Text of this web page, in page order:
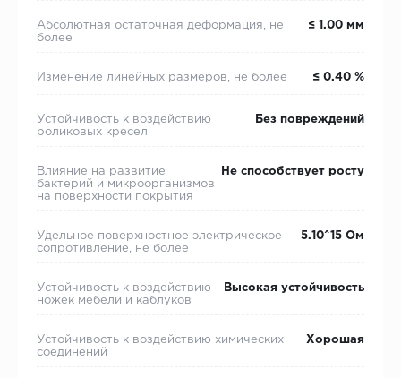
Абсолютная остаточная деформация, не
более
≤ 1.00 мм
Изменение линейных размеров, не более ≤ 0.40 %
Устойчивость к воздействию
роликовых кресел
Без повреждений
Влияние на развитие
бактерий и микроорганизмов
на поверхности покрытия
Не способствует росту
Удельное поверхностное электрическое
cопротивление, не более
5.10^15 Ом
Устойчивость к воздействию
ножек мебели и каблуков
Высокая устойчивость
Устойчивость к воздействию химических
соединений
Хорошая